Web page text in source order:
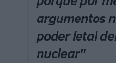
argumentos
poder letal
nuclear"